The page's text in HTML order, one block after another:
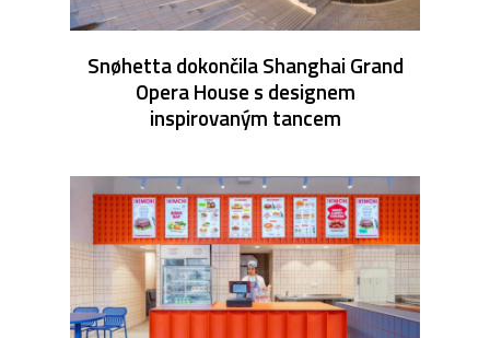
Snøhetta dokončila Shanghai Grand
Opera House s designem
inspirovaným tancem